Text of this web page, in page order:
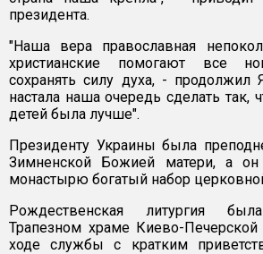
президента.
"Наша вера православная
христианские помогают все
сохранять силу духа, - продолжил
настала наша очередь сделать
детей была лучше".
Президенту Украины была
Зимненской Божией матери, а
монастырю богатый набор
Рождественская литургия
Трапезном храме Киево-
ходе службы с кратким